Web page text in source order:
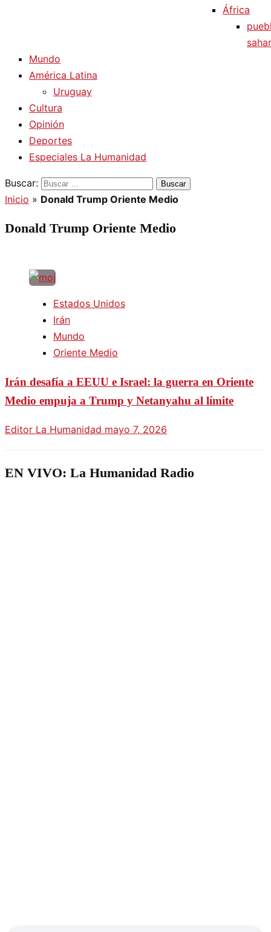
África
Mundo
América Latina
Uruguay
Cultura
Opinión
Deportes
Especiales La Humanidad
Buscar:
Inicio » Donald Trump Oriente Medio
Donald Trump Oriente Medio
Estados Unidos
Irán
Mundo
Oriente Medio
Irán desafía a EEUU e Israel: la guerra en Oriente
Medio empuja a Trump y Netanyahu al límite
Editor La Humanidad mayo 7, 2026
EN VIVO: La Humanidad Radio